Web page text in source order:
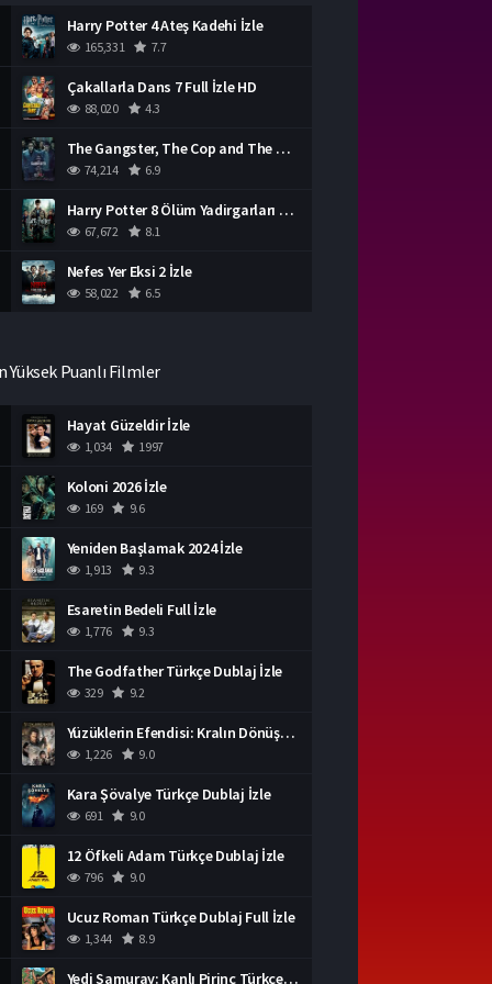
Harry Potter 4 Ateş Kadehi İzle
165,331 7.7
Çakallarla Dans 7 Full İzle HD
88,020 4.3
The Gangster, The Cop and The Devil Türkçe Dublaj İzle
74,214 6.9
Harry Potter 8 Ölüm Yadirgarları Bölüm 2 İzle
67,672 8.1
Nefes Yer Eksi 2 İzle
58,022 6.5
Yüksek Puanlı Filmler
Hayat Güzeldir İzle
1,034 1997
Koloni 2026 İzle
169 9.6
Yeniden Başlamak 2024 İzle
1,913 9.3
Esaretin Bedeli Full İzle
1,776 9.3
The Godfather Türkçe Dublaj İzle
329 9.2
Yüzüklerin Efendisi: Kralın Dönüşü İzle
1,226 9.0
Kara Şövalye Türkçe Dublaj İzle
691 9.0
12 Öfkeli Adam Türkçe Dublaj İzle
796 9.0
Ucuz Roman Türkçe Dublaj Full İzle
1,344 8.9
Yedi Samuray: Kanlı Pirinç Türkçe Dublaj İzle